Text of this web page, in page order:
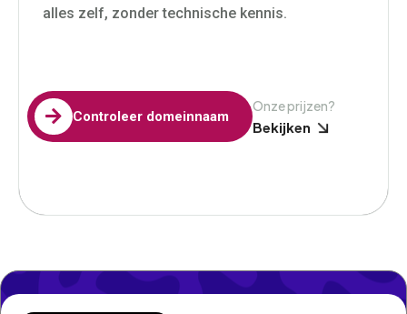
alles zelf, zonder technische kennis.
 Controleer domeinnaam
Onze prijzen?
Bekijken